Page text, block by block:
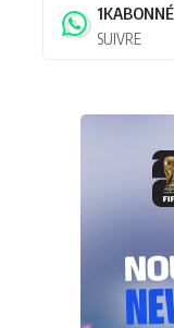
1K
SUIVRE